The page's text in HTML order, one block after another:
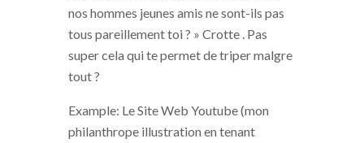
nos hommes jeunes amis ne sont-ils pas
tous pareillement toi ? » Crotte . Pas
super cela qui te permet de triper malgre
tout ?
Example: Le Site Web Youtube (mon
philanthrope illustration en tenant